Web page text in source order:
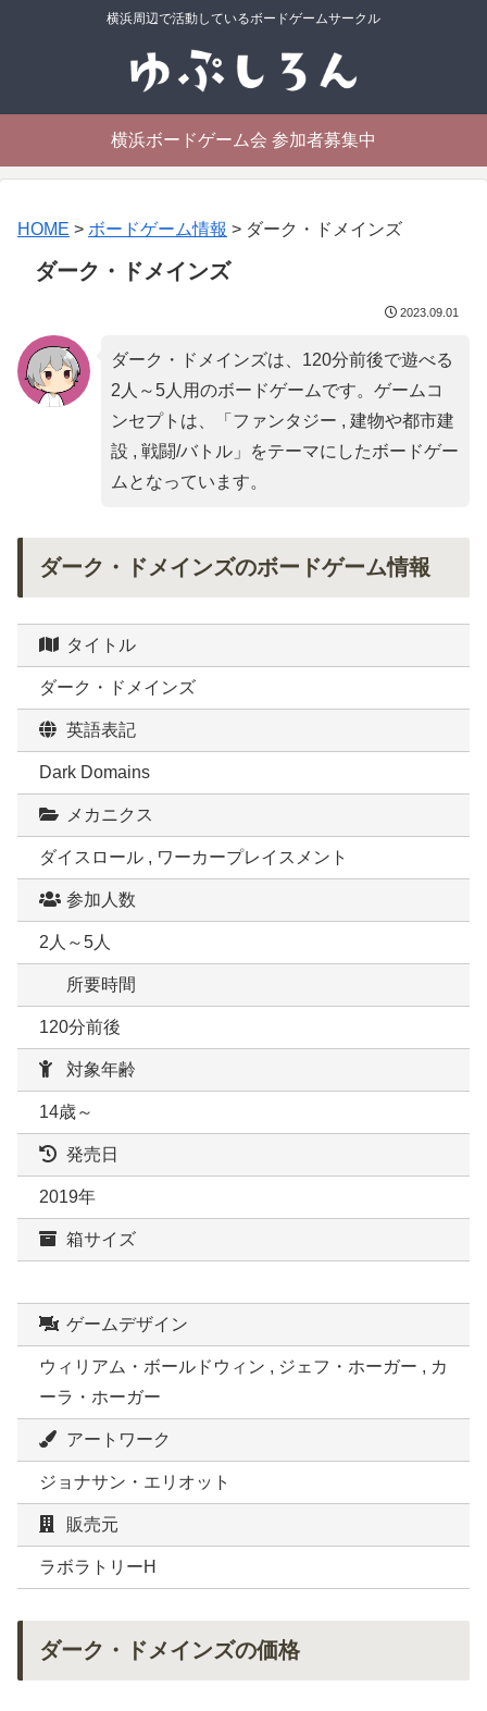
横浜周辺で活動しているボードゲームサークル
横浜ボードゲーム会 参加者募集中
HOME > ボードゲーム情報 > ダーク・ドメインズ
ダーク・ドメインズ
2023.09.01
ダーク・ドメインズは、120分前後で遊べる
2人～5人用のボードゲームです。ゲームコ
ンセプトは、「 ファンタジー , 建物や都市建
設 , 戦闘/バトル」をテーマにしたボードゲー
ムとなっています。
ダーク・ドメインズのボードゲーム情報
タイトル
ダーク・ドメインズ
英語表記
Dark Domains
メカニクス
ダイスロール , ワーカープレイスメント
参加人数
2人～5人
所要時間
120分前後
対象年齢
14歳～
発売日
2019年
箱サイズ
ゲームデザイン
ウィリアム・ボールドウィン , ジェフ・ホーガー , カ
ーラ・ホーガー
アートワーク
ジョナサン・エリオット
販売元
ラボラトリーH
ダーク・ドメインズの価格